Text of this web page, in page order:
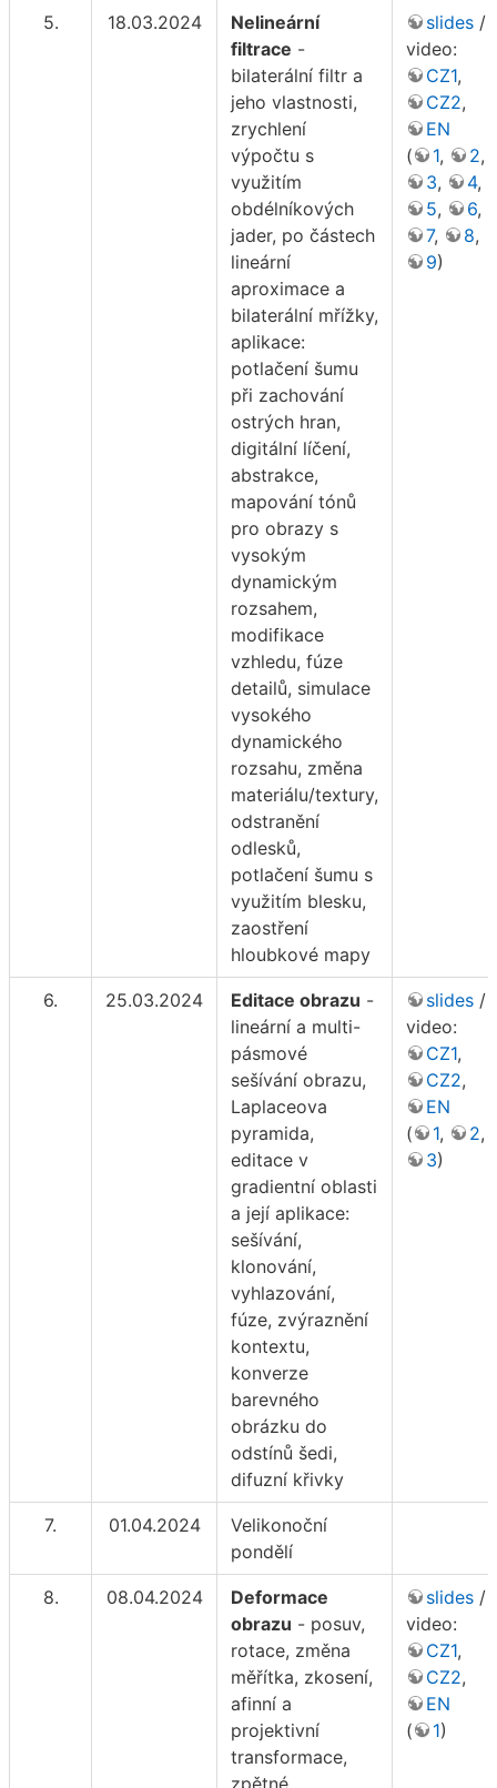
5. 18.03.2024
Nelineární
filtrace -
bilaterální filtr a
jeho vlastnosti,
zrychlení
výpočtu s
využitím
obdélníkových
jader, po částech
lineární
aproximace a
bilaterální mřížky,
aplikace:
potlačení šumu
při zachování
ostrých hran,
digitální líčení,
abstrakce,
mapování tónů
pro obrazy s
vysokým
dynamickým
rozsahem,
modifikace
vzhledu, fúze
detailů, simulace
vysokého
dynamického
rozsahu, změna
materiálu/textury,
odstranění
odlesků,
potlačení šumu s
využitím blesku,
zaostření
hloubkové mapy
slides /
video:
CZ1,
CZ2,
EN
(
1, 2,
3, 4,
5, 6,
7, 8,
9)
6. 25.03.2024 Editace obrazu -
lineární a multi-
pásmové
sešívání obrazu,
Laplaceova
pyramida,
editace v
gradientní oblasti
a její aplikace:
sešívání,
klonování,
vyhlazování,
fúze, zvýraznění
kontextu,
konverze
barevného
obrázku do
odstínů šedi,
difuzní křivky
slides /
video:
CZ1,
CZ2,
EN
(
1, 2,
3)
7. 01.04.2024
Velikonoční
pondělí
8. 08.04.2024
Deformace
obrazu - posuv,
rotace, změna
měřítka, zkosení,
afinní a
projektivní
transformace,
zpětné
slides /
video:
CZ1,
CZ2,
EN
(
1)